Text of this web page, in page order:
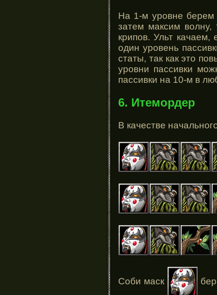
На 1-м уровне берем
затем максим волну,
крипов. Ульт
один уровень
статы, так как это
уровни пассивки
пассивки на 10-м в
6. Итемордер
В качестве
Соби маск